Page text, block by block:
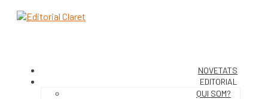
NOVETATS
EDITORIAL
QUI SOM?